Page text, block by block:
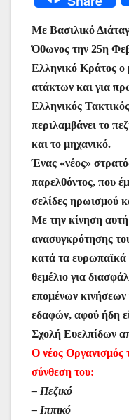
c
e
b
o
o
k
itt
er s
A
p
p
Με Βασιλικό
Όθωνος την 25η
Ελληνικό Κράτος ο
ατάκτων και για
Ελληνικός
περιλαμβάνει το
και το μηχανικό.
Ένας «νέος»
παρελθόντος, που
σελίδες ηρωισμού
Με την κίνηση αυτή
ανασυγκρότησης
κατά τα ευρωπαϊκά
θεμέλιο για
επομένων
εδαφών, αφού ήδη
Σχολή Ευελπίδων
Ο νέος Οργανισμός
σύνθεση του:
– Πεζικό
– Ιππικό